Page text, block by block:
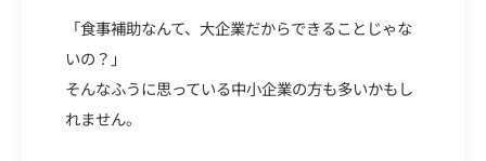
「食事補助なんて、大企業だからできることじゃな
いの？」
そんなふうに思っている中小企業の方も多いかもし
れません。